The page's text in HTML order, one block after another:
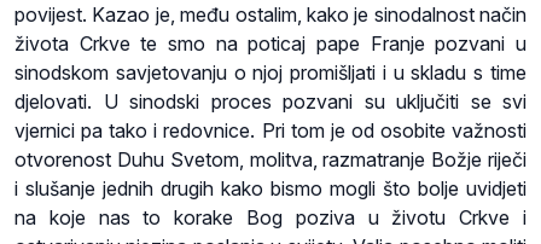
povijest. Kazao je, među ostalim, kako je sinodalnost način
života Crkve te smo na poticaj pape Franje pozvani u
sinodskom savjetovanju o njoj promišljati i u skladu s time
djelovati. U sinodski proces pozvani su uključiti se svi
vjernici pa tako i redovnice. Pri tom je od osobite važnosti
otvorenost Duhu Svetom, molitva, razmatranje Božje riječi
i slušanje jednih drugih kako bismo mogli što bolje uvidjeti
na koje nas to korake Bog poziva u životu Crkve i